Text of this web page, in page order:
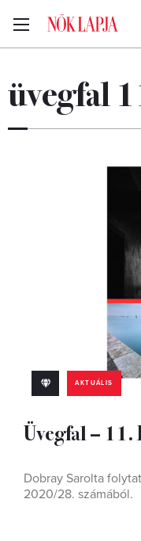
üvegfal
AKTUÁLIS
Üvegfal – 11.
Dobray Sarolta
2020/28. számából.